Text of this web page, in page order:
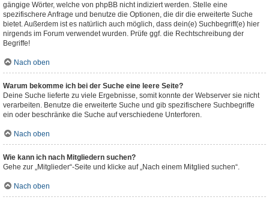
gängige Wörter, welche von phpBB nicht indiziert werden. Stelle eine
spezifischere Anfrage und benutze die Optionen, die dir die erweiterte Suche
bietet. Außerdem ist es natürlich auch möglich, dass dein(e) Suchbegriff(e) hier
nirgends im Forum verwendet wurden. Prüfe ggf. die Rechtschreibung der
Begriffe!
Nach oben
Warum bekomme ich bei der Suche eine leere Seite?
Deine Suche lieferte zu viele Ergebnisse, somit konnte der Webserver sie nicht
verarbeiten. Benutze die erweiterte Suche und gib spezifischere Suchbegriffe
ein oder beschränke die Suche auf verschiedene Unterforen.
Nach oben
Wie kann ich nach Mitgliedern suchen?
Gehe zur „Mitglieder“-Seite und klicke auf „Nach einem Mitglied suchen“.
Nach oben